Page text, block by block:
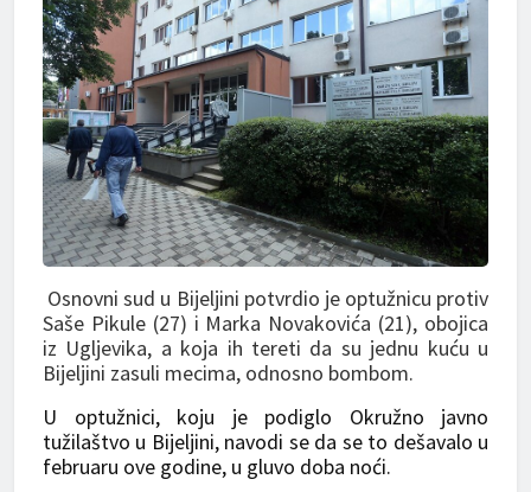
Osnovni sud u Bijeljini potvrdio je optužnicu protiv
Saše Pikule (27) i Marka Novakovića (21), obojica
iz Ugljevika, a koja ih tereti da su jednu kuću u
Bijeljini zasuli mecima, odnosno bombom.
U optužnici, koju je podiglo Okružno javno
tužilaštvo u Bijeljini, navodi se da se to dešavalo u
februaru ove godine, u gluvo doba noći.